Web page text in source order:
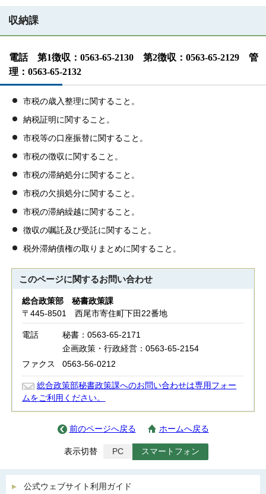
収納課
電話 第1徴収：0563-65-2130 第2徴収：0563-65-2129 管
理：0563-65-2132
市税の歳入整理に関すること。
納税証明に関すること。
市税等の口座振替に関すること。
市税の徴収に関すること。
市税の滞納処分に関すること。
市税の欠損処分に関すること。
市税の滞納繰越に関すること。
徴収の嘱託及び受託に関すること。
税外滞納債権の取りまとめに関すること。
このページに関するお問い合わせ
総合政策部 秘書政策課
〒445-8501 西尾市寄住町下田22番地
電話
秘書：0563-65-2171
企画政策・行政経営：0563-65-2154
ファクス
0563-56-0212
総合政策部秘書政策課へのお問い合わせは専用フォー
ムをご利用ください。
前のページへ戻る ホームへ戻る
表示切替 PC スマートフォン
公式ウェブサイト利用ガイド